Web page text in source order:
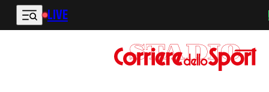
Vai al contenuto principale
LIVE